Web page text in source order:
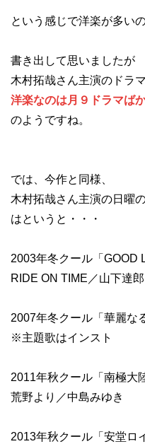
という感じで洋楽が多いの
書き出して思いましたが
木村拓哉さん主演のドラ
洋楽なのは月９ドラマば
のようですね。
では、今作と同様、
木村拓哉さん主演の日曜
はというと・・・
2003年冬クール「GOOD
RIDE ON TIME／山下達郎
2007年冬クール「華麗な
※主題歌はインスト
2011年秋クール「南極大
荒野より／中島みゆき
2013年秋クール「安堂ロ